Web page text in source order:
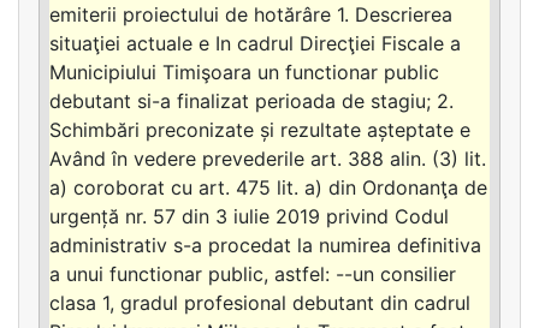
emiterii proiectului de hotărâre 1. Descrierea
situaţiei actuale e In cadrul Direcţiei Fiscale a
Municipiului Timişoara un functionar public
debutant si-a finalizat perioada de stagiu; 2.
Schimbări preconizate și rezultate așteptate e
Având în vedere prevederile art. 388 alin. (3) lit.
a) coroborat cu art. 475 lit. a) din Ordonanţa de
urgență nr. 57 din 3 iulie 2019 privind Codul
administrativ s-a procedat la numirea definitiva
a unui functionar public, astfel: --un consilier
clasa 1, gradul profesional debutant din cadrul